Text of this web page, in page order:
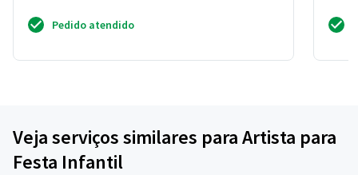
Pedido atendido
Veja serviços similares para Artista para
Festa Infantil